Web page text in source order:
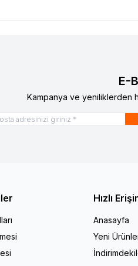
E-
Kampanya ve yeniliklerden
Hızlı
Anasayfa
Yeni